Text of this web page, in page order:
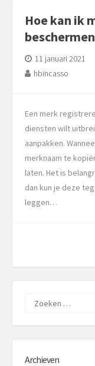
Hoe kan ik
11 januari 2021
hbincasso
Een merk
diensten wilt
aanpakken.
merknaam te
laten. Het is
dan kun je deze
leggen…
Archieven